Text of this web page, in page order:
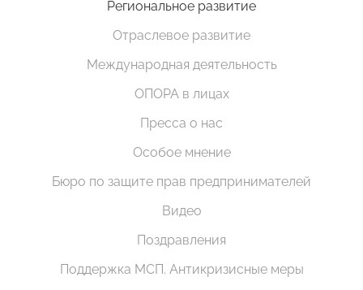
Региональное развитие
Отраслевое развитие
Международная деятельность
ОПОРА в лицах
Пресса о нас
Особое мнение
Бюро по защите прав предпринимателей
Видео
Поздравления
Поддержка МСП. Антикризисные меры